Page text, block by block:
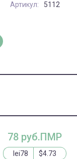
Артикул: 5112
78 руб.ПМР
lei78 $4.73